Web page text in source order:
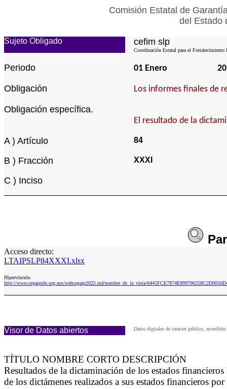
Comisión Estatal de
del Estado
Sujeto Obligado cefim slp
Coordinación Estatal para el
Periodo 01 Enero
Obligación Los informes finales de
Obligación específica.
El resultado de la
A ) Artículo 84
B ) Fracción XXXI
C ) Inciso
Acceso directo:
LTAIPSLP84XXXI.xlsx
Hipervinculo
http://www.cegaipslp.org.mx/webcegaip2025.nsf/nombre_de_la_vista/
Visor de Datos abiertos Datos digitales de caracter público,
TÍTULO NOMBRE CORTO DESCRIPCIÓN
Resultados de la dictaminación de los estados
de los dictámenes realizados a sus estados financieros